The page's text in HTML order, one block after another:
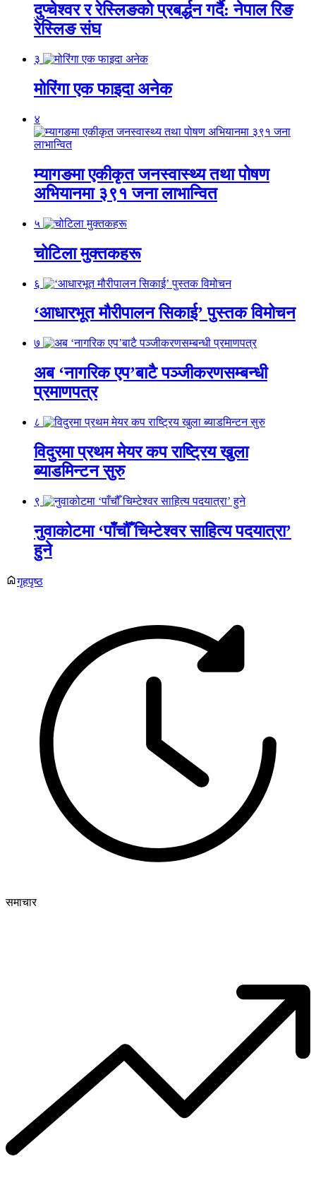
दुप्चेश्वर र रेस्लिङको प्रबर्द्धन गर्दै: नेपाल रिङ
रेस्लिङ संघ
३
मोरिंगा एक फाइदा अनेक
४
म्यागङमा एकीकृत जनस्वास्थ्य तथा पोषण
अभियानमा ३९१ जना लाभान्वित
५
चोटिला मुक्तकहरू
६
‘आधारभूत मौरीपालन सिकाई’ पुस्तक विमोचन
७
अब ‘नागरिक एप’बाटै पञ्जीकरणसम्बन्धी
प्रमाणपत्र
८
विदुरमा प्रथम मेयर कप राष्ट्रिय खुला
ब्याडमिन्टन सुरु
९
नुवाकोटमा ‘पाँचौँ चिम्टेश्वर साहित्य पदयात्रा’
हुने
गृहपृष्ठ
समाचार